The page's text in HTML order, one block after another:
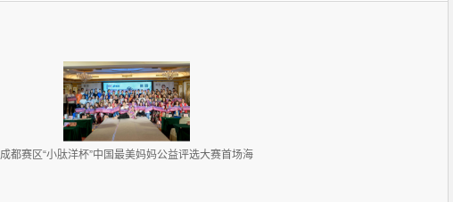
成都赛区“小肽洋杯”中国最美妈妈公益评选大赛首场海